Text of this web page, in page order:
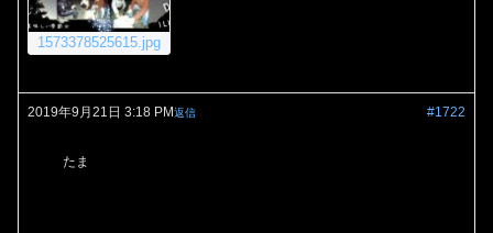
1573378525615.jpg
2019年9月21日 3:18 PM #1722
返信
たま